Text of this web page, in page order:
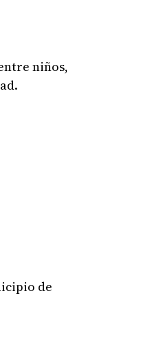
niños,
de